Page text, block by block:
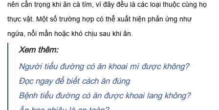
nên cẩn trọng khi ăn cà tím, vì đây đều là các loại thuộc cùng họ
thực vật. Một số trường hợp có thể xuất hiện phản ứng như
ngứa, nổi mẩn hoặc khó chịu sau khi ăn.
Xem thêm:
Người tiểu đường có ăn khoai mì được không?
Đọc ngay để biết cách ăn đúng
Bệnh tiểu đường có ăn được khoai lang không?